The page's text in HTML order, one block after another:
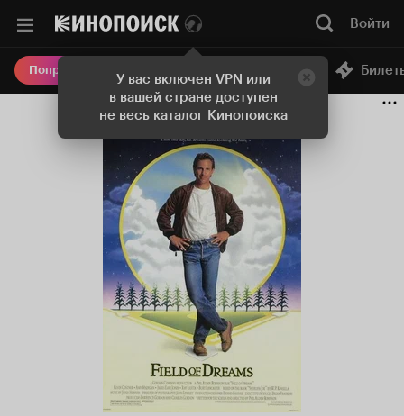
У вас включен VPN или
в вашей стране доступен
не весь каталог Кинопоиска
Войти
Попробовать Плюс Онлайн-кинотеатр